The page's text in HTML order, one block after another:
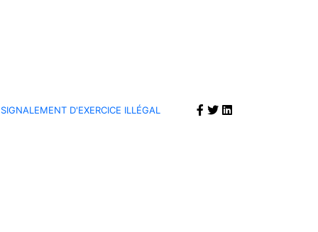
SIGNALEMENT D'EXERCICE ILLÉGAL